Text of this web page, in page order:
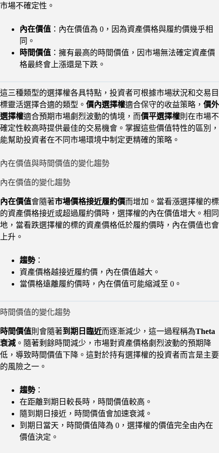
市場不確定性。
內在價值 ：內在價值為 0，因為資產價格與履約價幾乎相
同。
時間價值 ：擁有最高的時間價值，因市場無法確定資產價
格最終會上漲還是下跌。
這三種類型的選擇權各具特點，投資者可根據市場狀況和交易目
標靈活選擇合適的類型。 價內選擇權適合保守的收益策略， 價外
選擇權適合預期市場劇烈波動的情境，而價平選擇權則在市場不
確定性較高時提供最佳的交易機會。掌握這些價值特性的區別，
能幫助投資者在不同市場環境中制定更精確的策略。
內在價值與時間價值的變化趨勢
內在價值的變化趨勢
內在價值會隨著市場價格接近履約價而增加。當看漲選擇權的標
的資產價格接近或超過履約價時，選擇權的內在價值增大。相同
地，當看跌選擇權的標的資產價格低於履約價時，內在價值也會
上升。
趨勢：
資產價格越接近履約價，內在價值越大。
當價格遠離履約價時，內在價值可能縮減至 0。
時間價值的變化趨勢
時間價值則會隨著到期日臨近而逐漸減少，這一過程稱為Theta
衰減。隨著剩餘時間減少，市場對資產價格劇烈波動的預期降
低，導致時間價值下降。這對於持有選擇權的投資者而言是主要
的風險之一。
趨勢：
在距離到期日較長時，時間價值較高。
隨到期日接近，時間價值會加速衰減。
到期日當天，時間價值降為 0，選擇權的價值完全由內在
價值決定。